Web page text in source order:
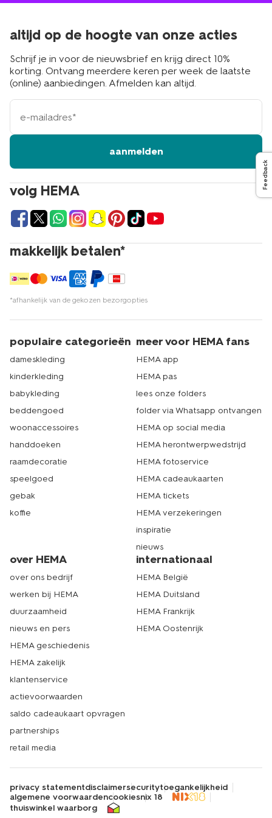
volg HEMA
makkelijk betalen*
*afhankelijk van de gekozen bezorgopties
altijd op de hoogte van onze acties
Schrijf je in voor de nieuwsbrief en krijg direct 10%
korting. Ontvang meerdere keren per week de laatste
(online) aanbiedingen. Afmelden kan altijd.
e-
mailadres
aanmelden
populaire categorieën
dameskleding
kinderkleding
babykleding
beddengoed
woonaccessoires
handdoeken
raamdecoratie
speelgoed
gebak
koffie
meer voor HEMA fans
HEMA app
HEMA pas
lees onze folders
folder via Whatsapp ontvangen
HEMA op social media
HEMA herontwerpwedstrijd
HEMA fotoservice
HEMA cadeaukaarten
HEMA tickets
HEMA verzekeringen
inspiratie
nieuws
over HEMA
over ons bedrijf
werken bij HEMA
duurzaamheid
nieuws en pers
HEMA geschiedenis
HEMA zakelijk
klantenservice
actievoorwaarden
saldo cadeaukaart opvragen
partnerships
retail media
internationaal
HEMA België
HEMA Duitsland
HEMA Frankrijk
HEMA Oostenrijk
privacy statementdisclaimersecuritytoegankelijkheid
algemene voorwaardencookiesnix 18
thuiswinkel waarborg
Feedback